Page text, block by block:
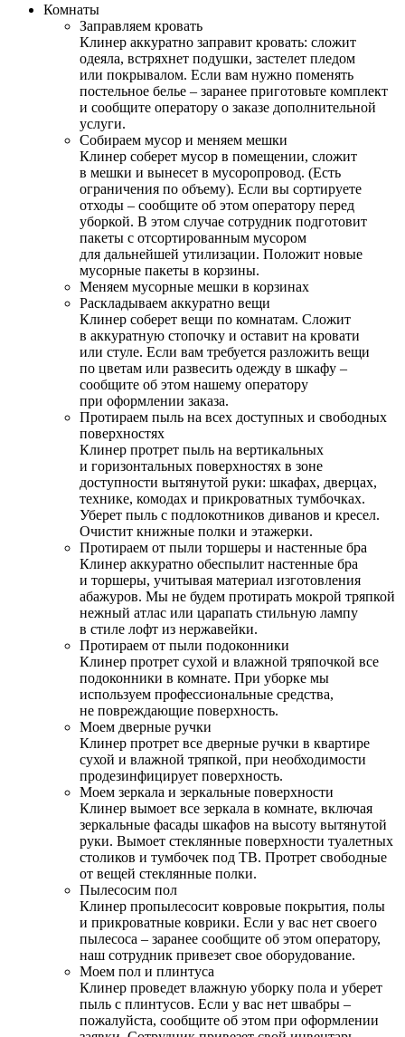
Комнаты
Заправляем кровать
Клинер аккуратно заправит кровать: сложит
одеяла, встряхнет подушки, застелет пледом
или покрывалом. Если вам нужно поменять
постельное белье – заранее приготовьте комплект
и сообщите оператору о заказе дополнительной
услуги.
Собираем мусор и меняем мешки
Клинер соберет мусор в помещении, сложит
в мешки и вынесет в мусоропровод. (Есть
ограничения по объему). Если вы сортируете
отходы – сообщите об этом оператору перед
уборкой. В этом случае сотрудник подготовит
пакеты с отсортированным мусором
для дальнейшей утилизации. Положит новые
мусорные пакеты в корзины.
Меняем мусорные мешки в корзинах
Раскладываем аккуратно вещи
Клинер соберет вещи по комнатам. Сложит
в аккуратную стопочку и оставит на кровати
или стуле. Если вам требуется разложить вещи
по цветам или развесить одежду в шкафу –
сообщите об этом нашему оператору
при оформлении заказа.
Протираем пыль на всех доступных и свободных
поверхностях
Клинер протрет пыль на вертикальных
и горизонтальных поверхностях в зоне
доступности вытянутой руки: шкафах, дверцах,
технике, комодах и прикроватных тумбочках.
Уберет пыль с подлокотников диванов и кресел.
Очистит книжные полки и этажерки.
Протираем от пыли торшеры и настенные бра
Клинер аккуратно обеспылит настенные бра
и торшеры, учитывая материал изготовления
абажуров. Мы не будем протирать мокрой тряпкой
нежный атлас или царапать стильную лампу
в стиле лофт из нержавейки.
Протираем от пыли подоконники
Клинер протрет сухой и влажной тряпочкой все
подоконники в комнате. При уборке мы
используем профессиональные средства,
не повреждающие поверхность.
Моем дверные ручки
Клинер протрет все дверные ручки в квартире
сухой и влажной тряпкой, при необходимости
продезинфицирует поверхность.
Моем зеркала и зеркальные поверхности
Клинер вымоет все зеркала в комнате, включая
зеркальные фасады шкафов на высоту вытянутой
руки. Вымоет стеклянные поверхности туалетных
столиков и тумбочек под ТВ. Протрет свободные
от вещей стеклянные полки.
Пылесосим пол
Клинер пропылесосит ковровые покрытия, полы
и прикроватные коврики. Если у вас нет своего
пылесоса – заранее сообщите об этом оператору,
наш сотрудник привезет свое оборудование.
Моем пол и плинтуса
Клинер проведет влажную уборку пола и уберет
пыль с плинтусов. Если у вас нет швабры –
пожалуйста, сообщите об этом при оформлении